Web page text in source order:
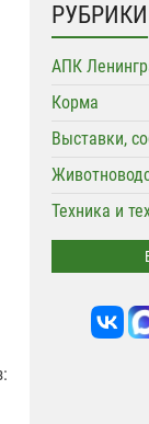
РУБРИКИ
АПК
Корма
Выставки,
Техника и